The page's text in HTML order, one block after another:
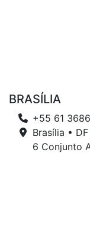
BRASÍLIA
+55 61
Brasília •
6 Conjunto